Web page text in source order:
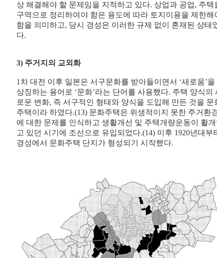
상 해결해야 할 문제임을 지적하고 있다. 상업과 공업, 주택
구역으로 정리하여야 함은 용도에 따라 토지이용을 제한해
함을 의미하고, 당시 경성은 이러한 규제 없이 혼재된 상태
다.
3) 주거지의 교외화
1차 대전 이후 일본은 서구문화를 받아들이면서 ‘새로움’을
상징하는 용어로 ‘문화’라는 단어를 사용했다. 주택 양식의
로운 변화, 즉 서구적인 형태와 양식을 도입해 만든 것을 문
주택이라 하였다.(13) 문화주택은 위생적이지 못한 주거환
에 대한 문제를 인식하고 생활개선 및 주택개량운동이 활
고 있던 시기에 조선으로 유입되었다.(14) 이후 1920년대부
경성에서 문화주택 단지가 형성되기 시작했다.